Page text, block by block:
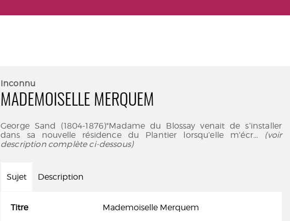
Inconnu
MADEMOISELLE MERQUEM
George Sand (1804-1876)"Madame du Blossay venait de s’installer
dans sa nouvelle résidence du Plantier lorsqu’elle m’écr... (voir
description complète ci-dessous)
Sujet Description
Titre Mademoiselle Merquem